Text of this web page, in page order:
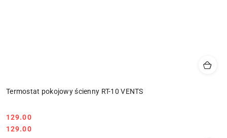
Termostat pokojowy ścienny RT-10 VENTS
Cena:
129.00
Cena:
129.00